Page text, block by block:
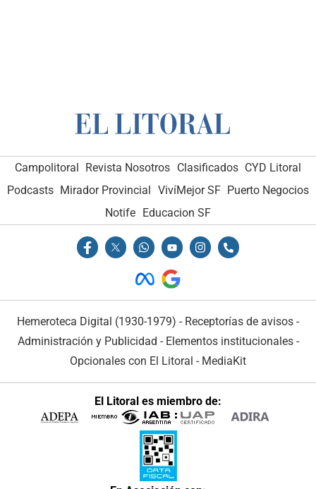
Campolitoral Revista Nosotros Clasificados CYD Litoral
Podcasts Mirador Provincial VivíMejor SF Puerto Negocios
Notife
Educacion SF
Hemeroteca Digital (1930-1979) - Receptorías de avisos -
Administración y Publicidad - Elementos institucionales-
Opcionales con El Litoral - MediaKit
El Litoral es miembro de: